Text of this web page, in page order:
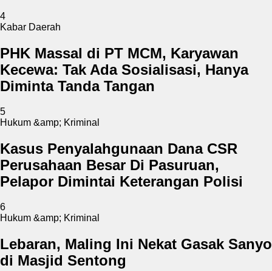
4
Kabar Daerah
PHK Massal di PT MCM, Karyawan
Kecewa: Tak Ada Sosialisasi, Hanya
Diminta Tanda Tangan
5
Hukum &amp; Kriminal
Kasus Penyalahgunaan Dana CSR
Perusahaan Besar Di Pasuruan,
Pelapor Dimintai Keterangan Polisi
6
Hukum &amp; Kriminal
Lebaran, Maling Ini Nekat Gasak Sanyo
di Masjid Sentong